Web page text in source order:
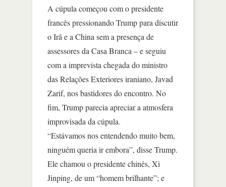
A cúpula começou com o presidente
francês pressionando Trump para discutir
o Irã e a China sem a presença de
assessores da Casa Branca – e seguiu
com a imprevista chegada do ministro
das Relações Exteriores iraniano, Javad
Zarif, nos bastidores do encontro. No
fim, Trump parecia apreciar a atmosfera
improvisada da cúpula.
“Estávamos nos entendendo muito bem,
ninguém queria ir embora”, disse Trump.
Ele chamou o presidente chinês, Xi
Jinping, de um “homem brilhante”; e